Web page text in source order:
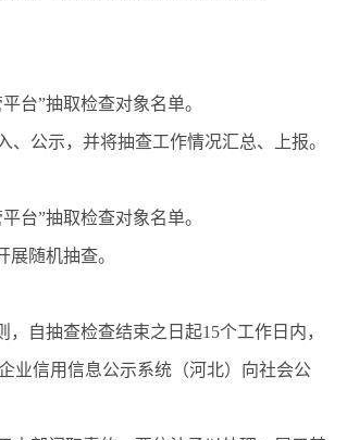
”抽取检查对象名单。
公示，并将抽查工作情况汇总、上报。
”抽取检查对象名单。
随机抽查。
自抽查检查结束之日起15个工作日内，
业信用信息公示系统（河北）向社会公